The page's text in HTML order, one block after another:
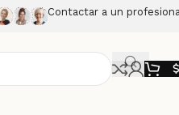
Contactar a un
$